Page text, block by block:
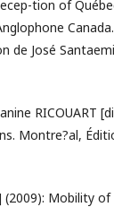
tion of
José
RICOUART
Montre?al,
(2009): Mobility